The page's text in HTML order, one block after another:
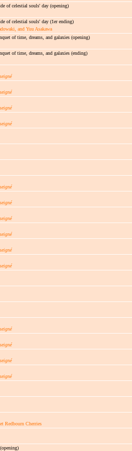
of celestial souls' day (opening)
of celestial souls' day (1er ending)
and Yuu Asakawa
of time, dreams, and galaxies (opening)
of time, dreams, and galaxies (ending)
Redbourn Cherries
(opening)